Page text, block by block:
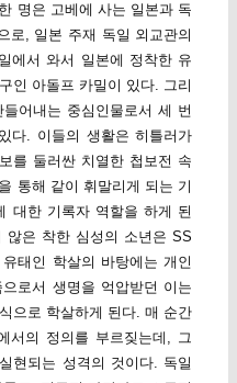
명은 고베에 사는 일본과 독
로, 일본 주재 독일 외교관의
에서 와서 일본에 정착한 유
인 아돌프 카밀이 있다. 그리
어내는 중심인물로서 세 번
다. 이들의 생활은 히틀러가
를 둘러싼 치열한 첩보전 속
통해 같이 휘말리게 되는 기
대한 기록자 역할을 하게 된
않은 착한 심성의 소년은 SS
태인 학살의 바탕에는 개인
로서 생명을 억압받던 이는
으로 학살하게 된다. 매 순간
서의 정의를 부르짖는데, 그
현되는 성격의 것이다. 독일